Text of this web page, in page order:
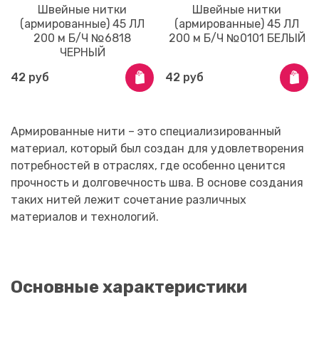
Швейные нитки
(армированные) 45 ЛЛ
200 м Б/Ч №6818
ЧЕРНЫЙ
42 руб
Швейные нитки
(армированные) 45 ЛЛ
200 м Б/Ч №0101 БЕЛЫЙ
42 руб
Армированные нити – это специализированный
материал, который был создан для удовлетворения
потребностей в отраслях, где особенно ценится
прочность и долговечность шва. В основе создания
таких нитей лежит сочетание различных
материалов и технологий.
Основные характеристики